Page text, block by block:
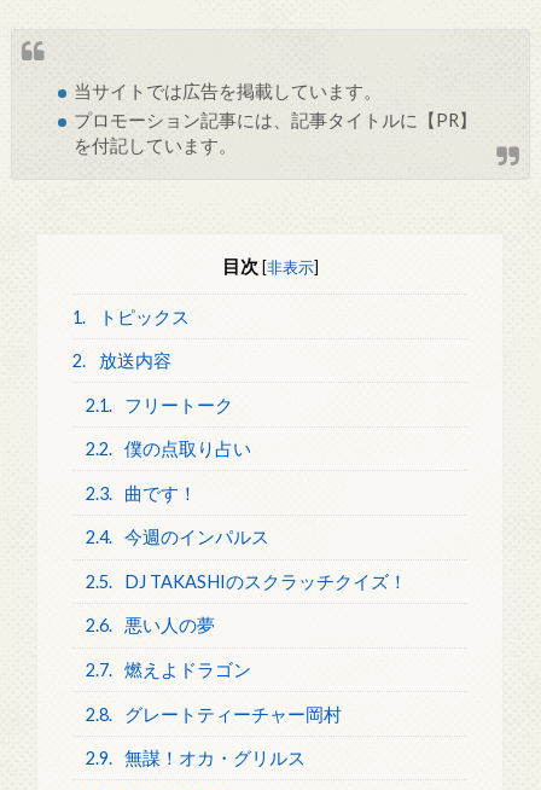
当サイトでは広告を掲載しています。
プロモーション記事には、記事タイトルに【PR】
を付記しています。
目次 [非表示]
1. トピックス
2. 放送内容
2.1. フリートーク
2.2. 僕の点取り占い
2.3. 曲です！
2.4. 今週のインパルス
2.5. DJ TAKASHIのスクラッチクイズ！
2.6. 悪い人の夢
2.7. 燃えよドラゴン
2.8. グレートティーチャー岡村
2.9. 無謀！オカ・グリルス